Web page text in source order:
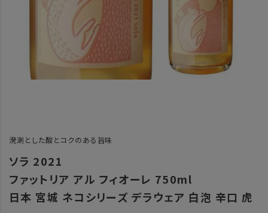
溌溂とした酸とコクのある旨味
ソラ 2021
ファットリア アル フィオーレ 750ml
日本 宮城 ネコシリーズ デラウェア 白泡 辛口 虎